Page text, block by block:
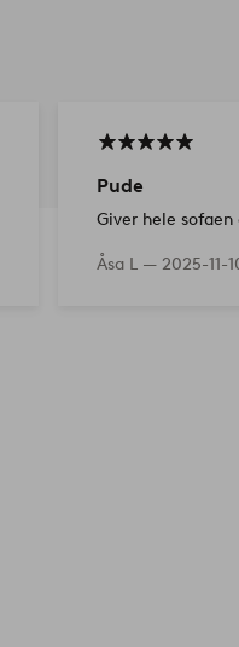
Pude
Giver hele
Åsa L — 2025-11-